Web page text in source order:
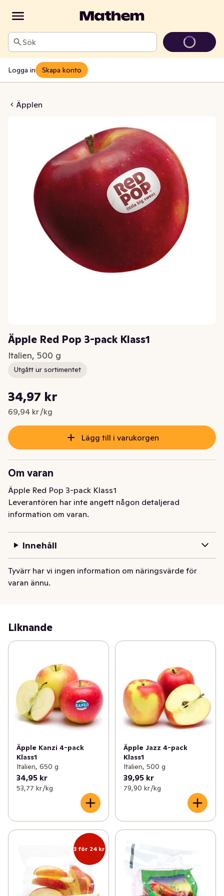
Sök
Logga in Skapa konto
Äpplen
3-pack Klass1
Äpple Red Pop 3-pack Klass1
Italien, 500 g
Utgått ur sortimentet
Nuvarande pris är: 34,97 kr
34,97 kr
69,94 kr /kg
Styckpris: 69,94 kr /kg
Lägg till i varukorgen
Om varan
Äpple Red Pop 3-pack Klass1
Leverantören har inte angett någon detaljerad
information om varan.
Innehåll
Tyvärr har vi ingen information om näringsvärde för
varan ännu.
Liknande
Äpple Kanzi 4-pack
Klass1
Italien, 650 g
34,95 kr
53,77 kr /kg
Äpple Jazz 4-pack
Klass1
Italien, 500 g
39,95 kr
79,90 kr /kg
3 för 24 kr